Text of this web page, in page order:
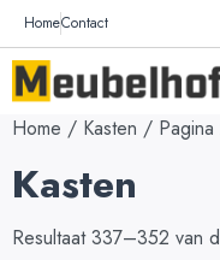
HomeContact
Home / Kasten / Pagina
Kasten
Resultaat 337–352 van